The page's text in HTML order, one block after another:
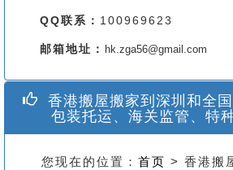
QQ联系： 100969623
邮箱地址： hk.zga56@gmail.com
香港搬屋搬家到深圳和全国
包装托运、海关监管、特
您现在的位置： 首页 > 香港搬